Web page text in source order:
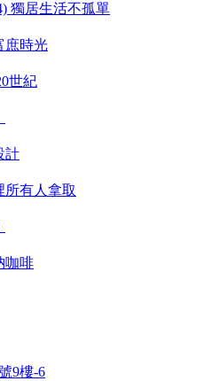
獨居生活不孤單
庶時光
世紀
計
有人拿取
咖啡
9樓-6